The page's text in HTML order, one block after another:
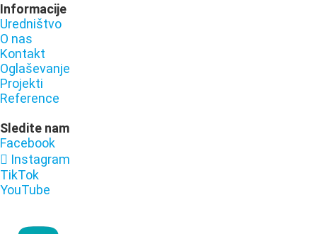
Informacije
Uredništvo
O nas
Kontakt
Oglaševanje
Projekti
Reference
Sledite nam
Facebook
Instagram
TikTok
YouTube